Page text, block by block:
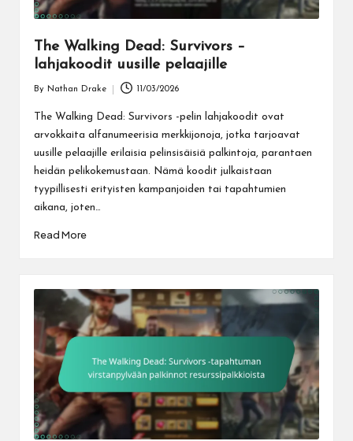
The Walking Dead: Survivors –
lahjakoodit uusille pelaajille
by
By Nathan Drake 11/03/2026
The Walking Dead: Survivors -pelin lahjakoodit ovat
arvokkaita alfanumeerisia merkkijonoja, jotka tarjoavat
uusille pelaajille erilaisia pelinsisäisiä palkintoja, parantaen
heidän pelikokemustaan. Nämä koodit julkaistaan
tyypillisesti erityisten kampanjoiden tai tapahtumien
aikana, joten…
Read More